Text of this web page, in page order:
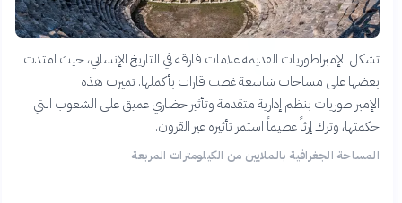
تشكل الإمبراطوريات القديمة علامات فارقة في التاريخ الإنساني، حيث امتدت
بعضها على مساحات شاسعة غطت قارات بأكملها. تميزت هذه
الإمبراطوريات بنظم إدارية متقدمة وتأثير حضاري عميق على الشعوب التي
حكمتها، وترك إرثاً عظيماً استمر تأثيره عبر القرون.
المساحة الجغرافية بالملايين من الكيلومترات المربعة